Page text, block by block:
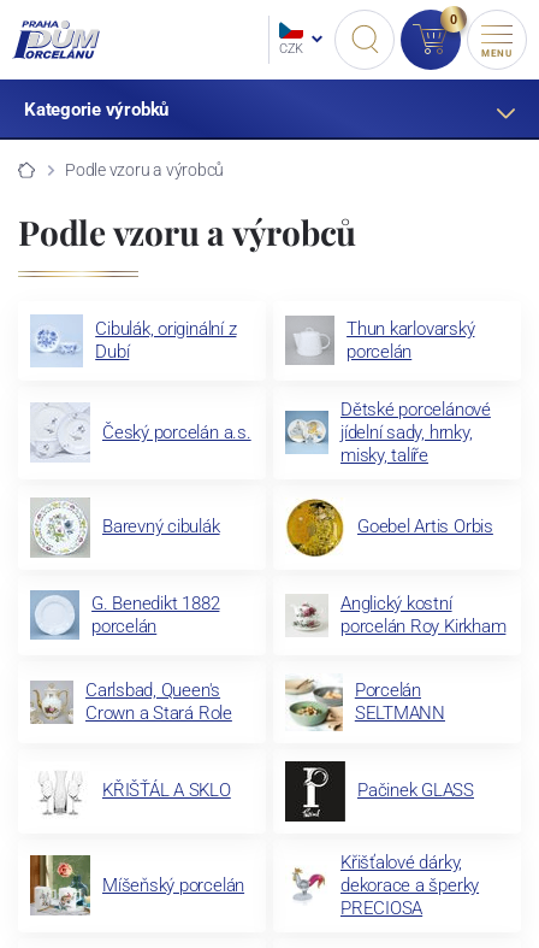
CZK
0
MENU
Kategorie výrobků
Podle vzoru a výrobců
Podle vzoru a výrobců
Cibulák, originální z
Dubí
Thun karlovarský
porcelán
Český porcelán a.s.
Dětské porcelánové
jídelní sady, hrnky,
misky, talíře
Barevný cibulák Goebel Artis Orbis
G. Benedikt 1882
porcelán
Anglický kostní
porcelán Roy Kirkham
Carlsbad, Queen's
Crown a Stará Role
Porcelán
SELTMANN
KŘIŠŤÁL A SKLO Pačinek GLASS
Míšeňský porcelán
Křišťalové dárky,
dekorace a šperky
PRECIOSA